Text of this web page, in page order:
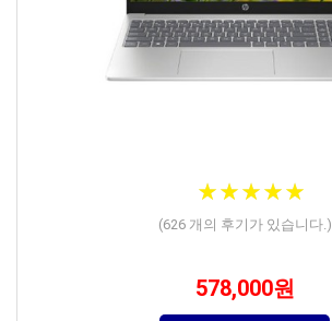
★★★★★
★★★★★
(626개의 후기가 있습니다.)
578,000원